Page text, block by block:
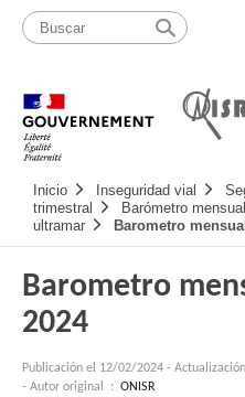
Pasar
contenido
Mapa
web
Navigation
principale
Inicio Inseguridad vial
trimestral
Barómetro
ultramar
Barometro
Barometro
2024
Publicación el 12/02/2024 -
- Autor original : ONISR